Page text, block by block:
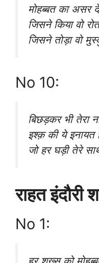
मोहब्बत का असर
जिसने किया वो
जिसने तोड़ा वो
No 10:
बिछड़कर भी तेरा
इश्क़ की ये इनायत
जो हर घड़ी तेरे
राहत इंदौरी
No 1: